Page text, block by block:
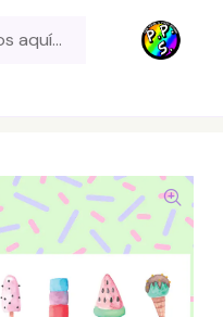
de fabricación propia,
despacho